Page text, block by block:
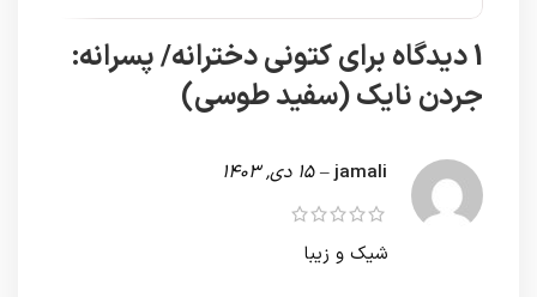
1 دیدگاه برای
کتونی دخترانه/ پسرانه:
جردن نایک (سفید طوسی)
jamali
– 15 دی, 1403
شیک و زیبا